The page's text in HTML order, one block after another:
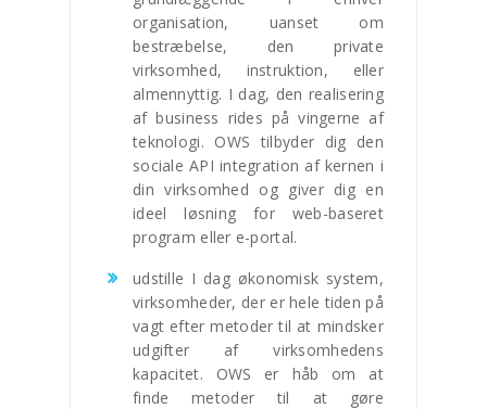
organisation, uanset om
bestræbelse, den private
virksomhed, instruktion, eller
almennyttig. I dag, den realisering
af business rides på vingerne af
teknologi. OWS tilbyder dig den
sociale API integration af kernen i
din virksomhed og giver dig en
ideel løsning for web-baseret
program eller e-portal.
udstille I dag økonomisk system,
virksomheder, der er hele tiden på
vagt efter metoder til at mindsker
udgifter af virksomhedens
kapacitet. OWS er håb om at
finde metoder til at gøre